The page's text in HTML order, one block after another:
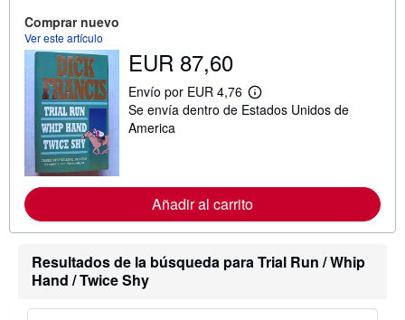
r
e
l
a
s
e
Comprar nuevo
Ver este artículo
EUR 87,60
Envío por EUR 4,76
M
á
a
c
ó
Se envía dentro de Estados Unidos de
America
Añadir al carrito
Resultados de la búsqueda para Trial Run / Whip
Hand / Twice Shy